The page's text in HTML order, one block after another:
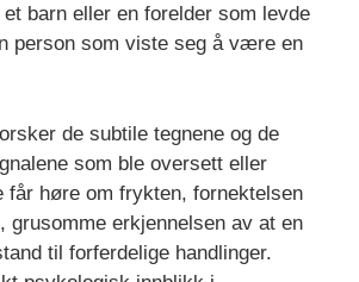
barn eller en forelder som levde
person som viste seg å være en
de subtile tegnene og de
som ble oversett eller
får høre om frykten, fornektelsen
grusomme erkjennelsen av at en
til forferdelige handlinger.